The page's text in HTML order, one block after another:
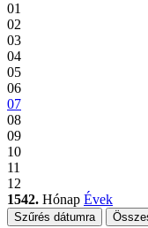
01
02
03
04
05
06
07
08
09
10
11
12
1542. Hónap Évek
Szűrés dátumra